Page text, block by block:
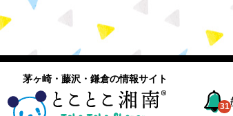
31
茅ヶ崎・藤沢・鎌倉の情報サイト